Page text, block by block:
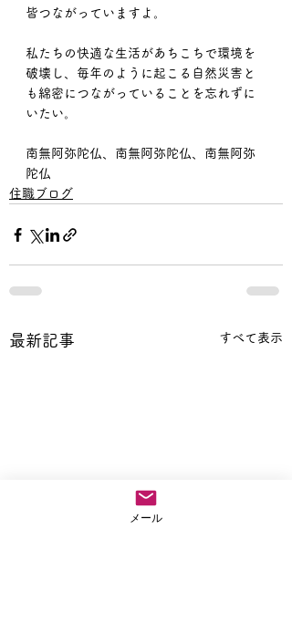
皆つながっていますよ。
私たちの快適な生活があちこちで環境を
破壊し、毎年のように起こる自然災害と
も綿密につながっていることを忘れずに
いたい。
南無阿弥陀仏、南無阿弥陀仏、南無阿弥
陀仏
住職ブログ
最新記事 すべて表示
メール